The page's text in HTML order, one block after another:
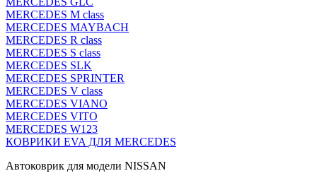
MERCEDES M class
MERCEDES MAYBACH
MERCEDES R class
MERCEDES S class
MERCEDES SLK
MERCEDES SPRINTER
MERCEDES V class
MERCEDES VIANO
MERCEDES VITO
MERCEDES W123
КОВРИКИ EVA ДЛЯ MERCEDES
Автоковрик для модели NISSAN